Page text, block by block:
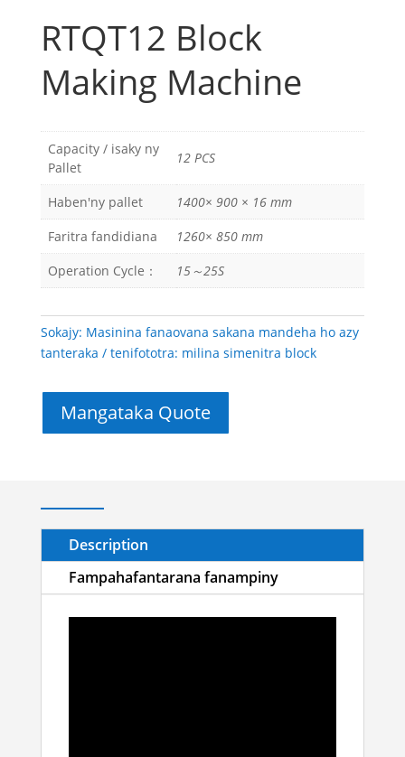
RTQT12 Block
Making Machine
Capacity / isaky ny
Pallet
12 PCS
Haben'ny pallet
1400× 900 × 16 mm
Faritra fandidiana
1260× 850 mm
Operation Cycle：
15～25S
Sokajy: Masinina fanaovana sakana mandeha ho azy
tanteraka
tenifototra: milina simenitra block
Mangataka Quote
Description
Fampahafantarana fanampiny